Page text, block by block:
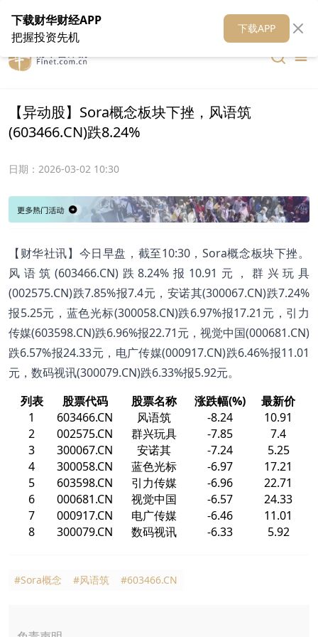
在线客服 关于我们 财华媒体矩阵 财华智库
【异动股】Sora概念板块下挫，风语筑
(603466.CN)跌8.24%
日期： 2026-03-02 10:30
【财华社讯】今日早盘，截至10:30，Sora概念板块下挫。
风语筑(603466.CN)跌8.24%报10.91元，群兴玩具
(002575.CN)跌7.85%报7.4元，安诺其(300067.CN)跌7.24%
报5.25元，蓝色光标(300058.CN)跌6.97%报17.21元，引力
传媒(603598.CN)跌6.96%报22.71元，视觉中国(000681.CN)
跌6.57%报24.33元，电广传媒(000917.CN)跌6.46%报11.01
元，数码视讯(300079.CN)跌6.33%报5.92元。
列表
股票代码 股票名称 涨跌幅(%)
最新价
1
603466.CN 风语筑 -8.24
10.91
2
002575.CN 群兴玩具 -7.85
7.4
3
300067.CN 安诺其 -7.24
5.25
4
300058.CN 蓝色光标 -6.97
17.21
5
603598.CN 引力传媒 -6.96
22.71
6
000681.CN 视觉中国 -6.57
24.33
7
000917.CN 电广传媒 -6.46
11.01
8
300079.CN 数码视讯 -6.33 5.92
#Sora概念 #风语筑 #603466.CN
下载财华财经APP
把握投资先机
下载APP